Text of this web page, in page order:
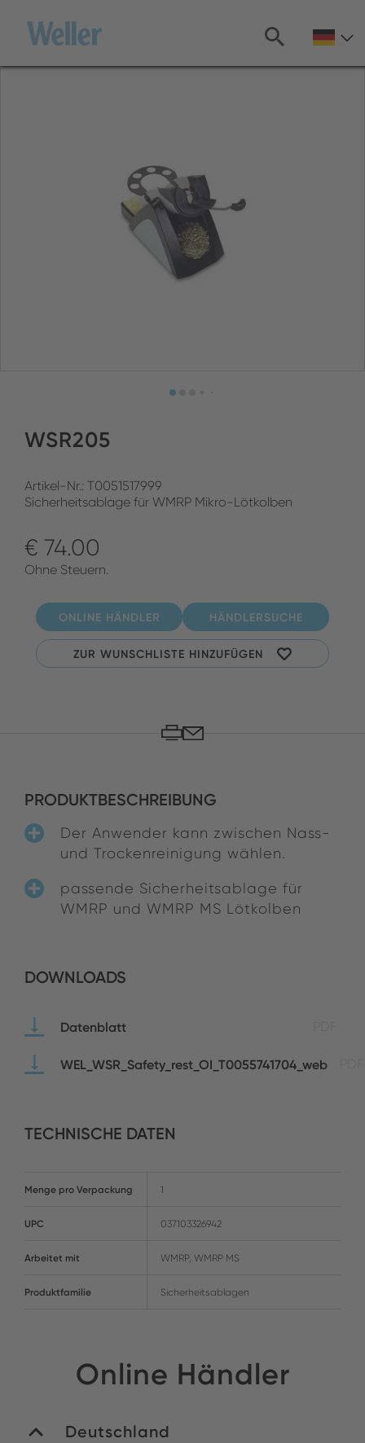
Hauptinhalt
WSR205
Artikel-Nr.: T0051517999
Sicherheitsablage für WMRP Mikro-Lötkolben
€ 74.00
Ohne Steuern.
ONLINE HÄNDLER HÄNDLERSUCHE
ZUR WUNSCHLISTE HINZUFÜGEN
PRODUKTBESCHREIBUNG
Der Anwender kann zwischen Nass-
und Trockenreinigung wählen.
passende Sicherheitsablage für
WMRP und WMRP MS Lötkolben
DOWNLOADS
Datenblatt
WEL_WSR_Safety_rest_OI_T0055741704_web
TECHNISCHE DATEN
Menge pro Verpackung 1
UPC 037103326942
Arbeitet mit WMRP, WMRP MS
Produktfamilie Sicherheitsablagen
Online Händler
Deutschland